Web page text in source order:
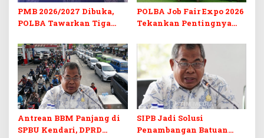
PMB 2026/2027 Dibuka,
POLBA Tawarkan Tiga
Kuliah Gratis
POLBA Job Fair Expo 2026
Tekankan Pentingnya
Digital
Antrean BBM Panjang di
SPBU Kendari, DPRD
SIPB Jadi Solusi
Penambangan Batuan